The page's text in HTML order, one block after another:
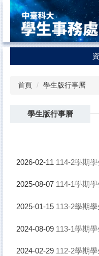
到
主
要
內
課外活動及服務學習中心
軍訓室
原住民族學生資源中心
學務處法規
首頁 學生版行事曆
學生版行事曆
2026-02-11 114-2學期
2025-08-07 114-1學期
2025-01-15 113-2學期
2024-08-09 113-1學期
2024-02-29 112-2學期